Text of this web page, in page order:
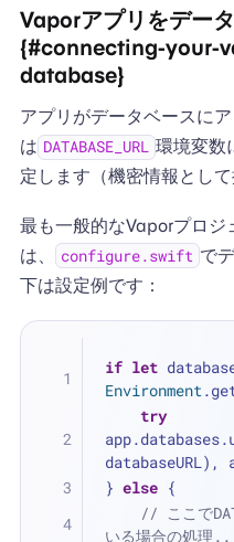
Vaporアプリをデー
{#connecting-your-
database}
アプリがデータベースに
は DATABASE_URL 環境変数
定します（機密情報とし
最も一般的なVaporプロジ
は、
configure.swift で
下は設定例です：
if let
Environment
try
} else {
// ここで
いる場合の処理